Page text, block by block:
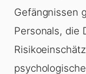
Gefängnissen
Personals, die